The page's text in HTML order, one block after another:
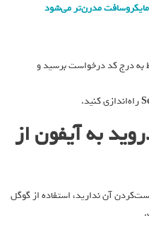
مدرن‌تر می‌شود
به درج کد درخواست برسید و
راه‌اندازی کنید.
به آیفون از
آن ندارید، استفاده از گوگل